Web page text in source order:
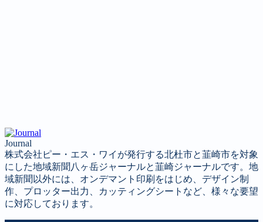
Journal
株式会社ピー・エス・ワイが発行する北杜市と韮崎市を対象
にした地域新聞八ヶ岳ジャーナルと韮崎ジャーナルです。地
域新聞以外には、オンデマント印刷をはじめ、デザイン制
作、プロッター出力、カッティングシートなど、様々な要望
に対応しております。